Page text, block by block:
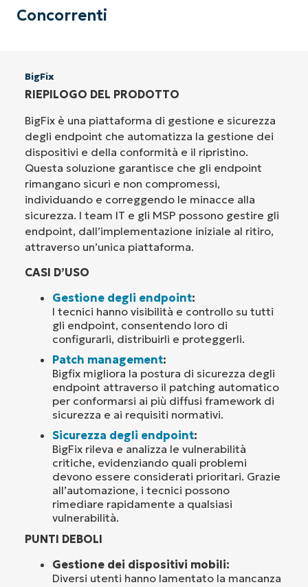
Concorrenti
BigFix
RIEPILOGO DEL PRODOTTO
BigFix è una piattaforma di gestione e sicurezza
degli endpoint che automatizza la gestione dei
dispositivi e della conformità e il ripristino.
Questa soluzione garantisce che gli endpoint
rimangano sicuri e non compromessi,
individuando e correggendo le minacce alla
sicurezza. I team IT e gli MSP possono gestire gli
endpoint, dall’implementazione iniziale al ritiro,
attraverso un’unica piattaforma.
CASI D’USO
Gestione degli endpoint:
I tecnici hanno visibilità e controllo su tutti
gli endpoint, consentendo loro di
configurarli, distribuirli e proteggerli.
Patch management:
Bigfix migliora la postura di sicurezza degli
endpoint attraverso il patching automatico
per conformarsi ai più diffusi framework di
sicurezza e ai requisiti normativi.
Sicurezza degli endpoint:
BigFix rileva e analizza le vulnerabilità
critiche, evidenziando quali problemi
devono essere considerati prioritari. Grazie
all’automazione, i tecnici possono
rimediare rapidamente a qualsiasi
vulnerabilità.
PUNTI DEBOLI
Gestione dei dispositivi mobili:
Diversi utenti hanno lamentato la mancanza